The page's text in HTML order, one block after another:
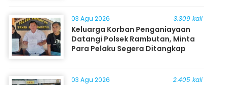
03 Agu 2026 3.309 kali
Keluarga Korban Penganiayaan
Datangi Polsek Rambutan, Minta
Para Pelaku Segera Ditangkap
03 Agu 2026 2.405 kali